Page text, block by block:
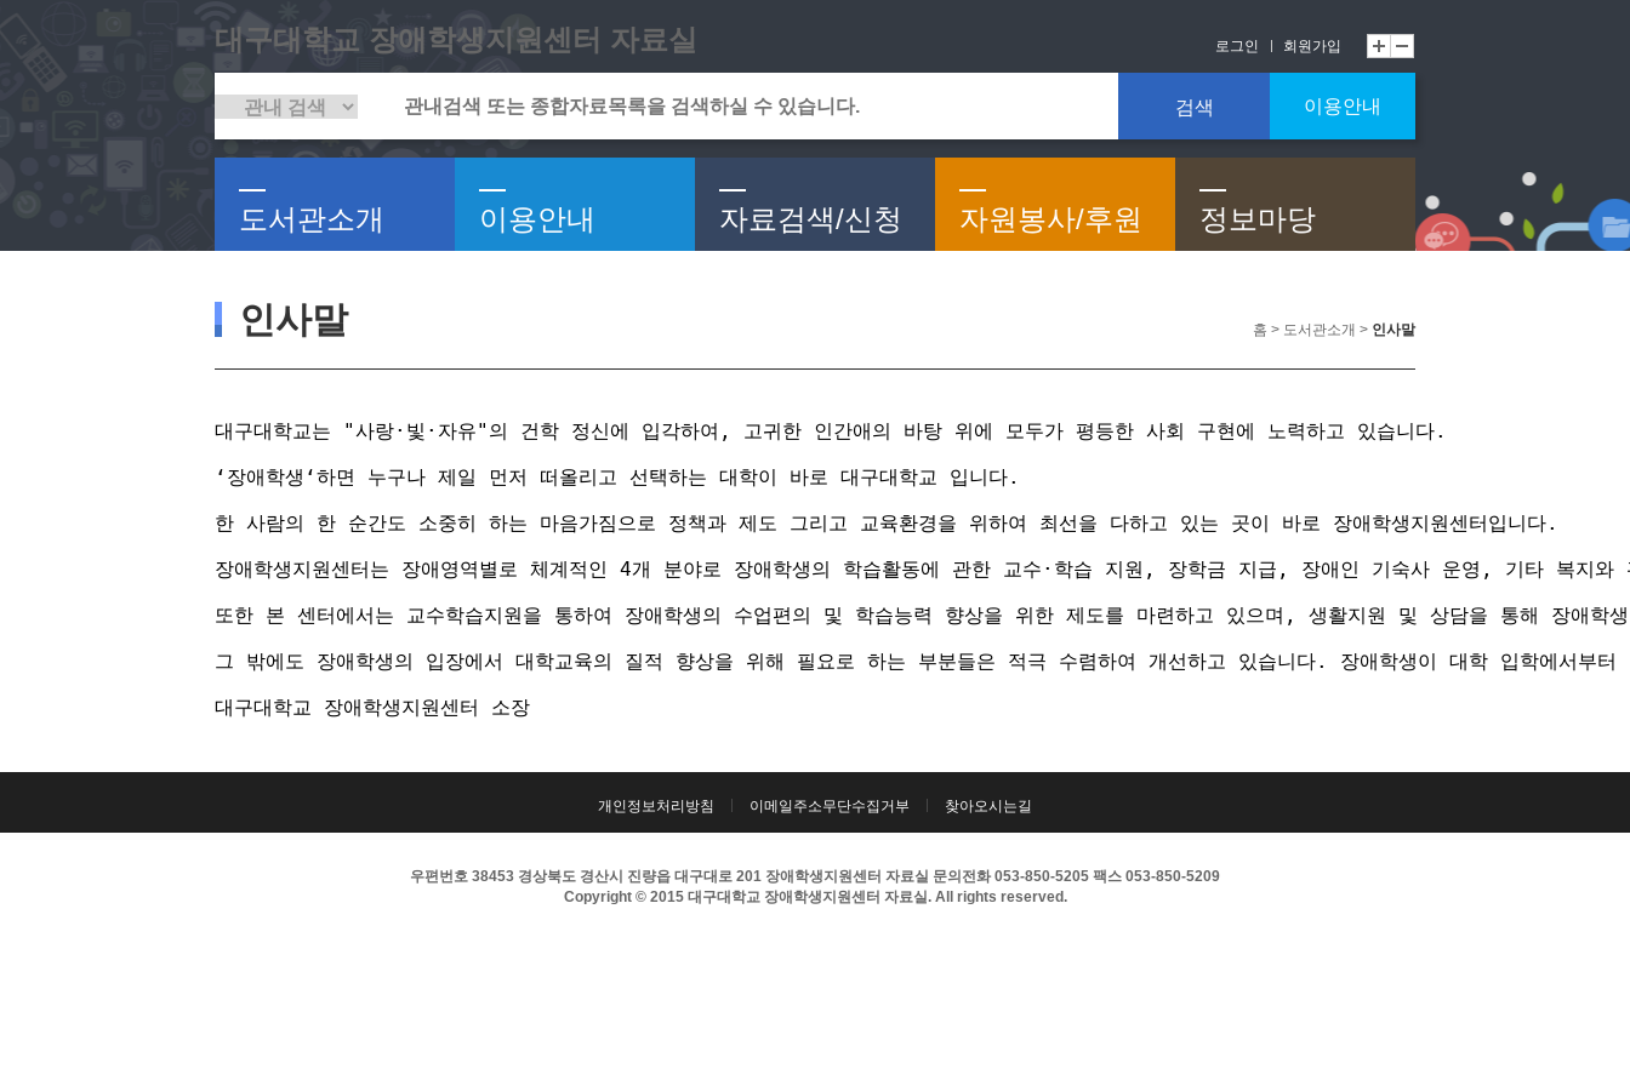
대구대학교 장애학생지원센터 자료실 로그인 회원가입
검색 이용안내
도서관소개 이용안내 자료검색/신청 자원봉사/후원 정보마당
인사말 홈 > 도서관소개 > 인사말
대구대학교는 "사랑·빛·자유"의 건학 정신에 입각하여, 고귀한 인간애의 바탕 위에 모두가 평등한 사회 구현에 노력하고 있습니다.
‘장애학생‘하면 누구나 제일 먼저 떠올리고 선택하는 대학이 바로 대구대학교 입니다.
한 사람의 한 순간도 소중히 하는 마음가짐으로 정책과 제도 그리고 교육환경을 위하여 최선을 다하고 있는 곳이 바로 장애학생지원센터입니다.
장애학생지원센터는 장애영역별로 체계적인 4개 분야로 장애학생의 학습활동에 관한 교수·학습 지원, 장학금 지급, 장애인 기숙사 운영, 기타 복
또한 본 센터에서는 교수학습지원을 통하여 장애학생의 수업편의 및 학습능력 향상을 위한 제도를 마련하고 있으며, 생활지원 및 상담을 통해 장애
그 밖에도 장애학생의 입장에서 대학교육의 질적 향상을 위해 필요로 하는 부분들은 적극 수렴하여 개선하고 있습니다. 장애학생이 대학 입학에서
대구대학교 장애학생지원센터 소장
개인정보처리방침 이메일주소무단수집거부 찾아오시는길
우편번호 38453 경상북도 경산시 진량읍 대구대로 201 장애학생지원센터 자료실 문의전화 053-850-5205 팩스 053-850-5209
Copyright © 2015 대구대학교 장애학생지원센터 자료실. All rights reserved.